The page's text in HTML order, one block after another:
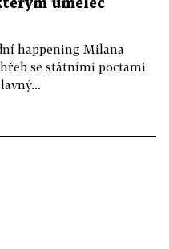
umělec
happening Milana
se státními poctami